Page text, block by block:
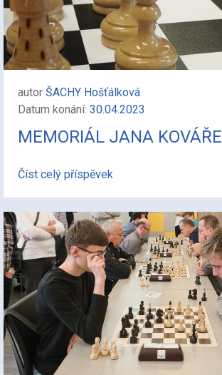
autor ŠACHY Hošťálková
Datum konání: 30.04.2023
MEMORIÁL JANA KOVÁŘE
Číst celý příspěvek